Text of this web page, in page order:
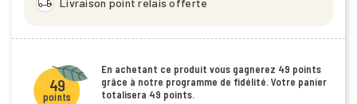
49
points
En achetant ce produit vous gagnerez 49 points
grâce à notre programme de fidélité. Votre panier
totalisera 49 points.